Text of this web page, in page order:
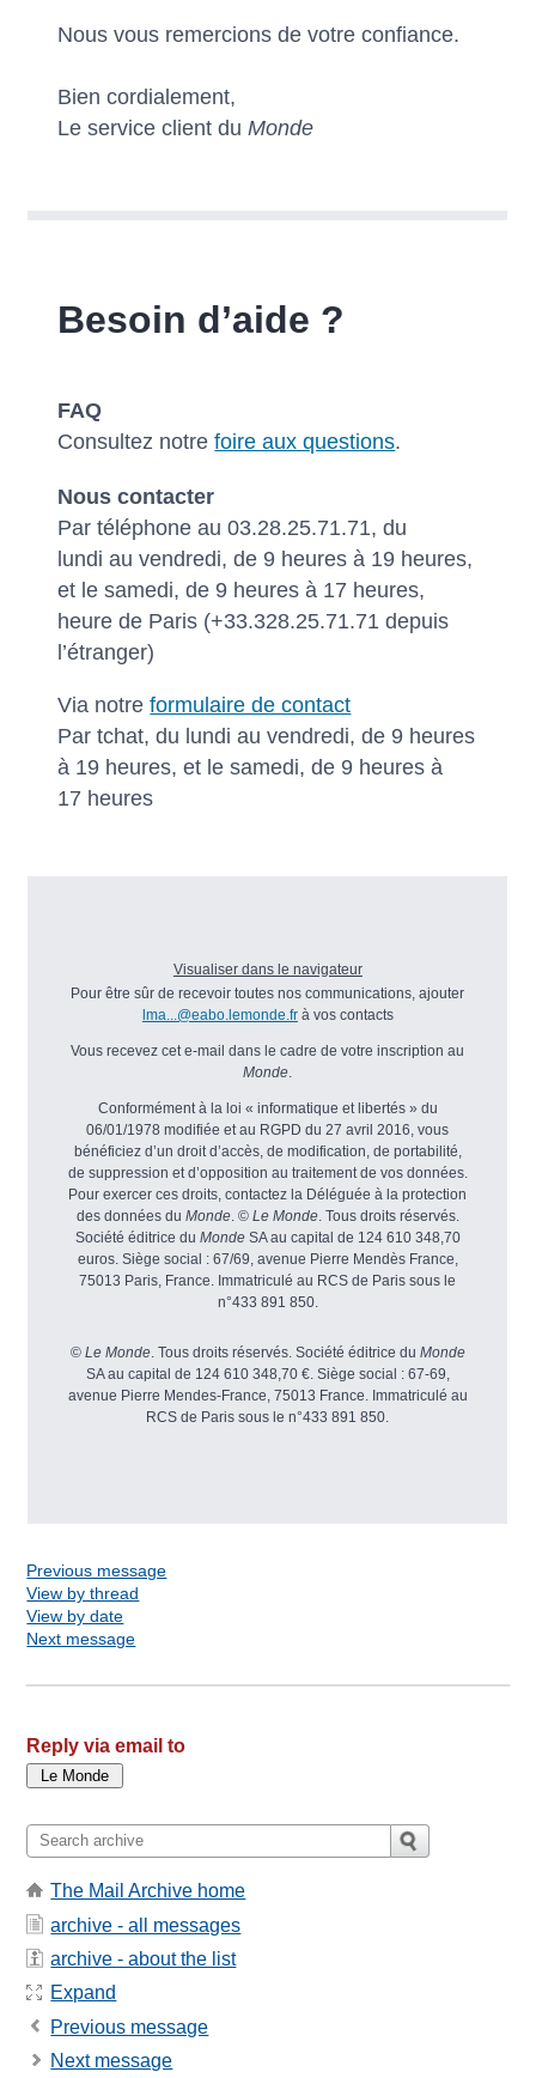
Nous vous remercions de votre confiance.
Bien cordialement,
Le service client duMonde
Besoin d’aide ?
FAQ
Consultez notrefoire aux questions.
Nous contacter
Par téléphone au 03.28.25.71.71, du
lundi au vendredi, de 9 heures à 19 heures,
et le samedi, de 9 heures à 17 heures,
heure de Paris (+33.328.25.71.71 depuis
l’étranger)
Via notreformulaire de contact
Par tchat, du lundi au vendredi, de 9 heures
à 19 heures, et le samedi, de 9 heures à
17 heures
Visualiser dans le navigateur
Pour être sûr de recevoir toutes nos communications, ajouter
lma...@eabo.lemonde.frà vos contacts
Vous recevez cet e-mail dans le cadre de votre inscription au
Monde.
Conformément à la loi « informatique et libertés » du
06/01/1978 modifiée et au RGPD du 27 avril 2016, vous
bénéficiez d’un droit d’accès, de modification, de portabilité,
de suppression et d’opposition au traitement de vos données.
Pour exercer ces droits, contactez la Déléguée à la protection
des données du Monde. © Le Monde. Tous droits réservés.
Société éditrice du MondeSA au capital de 124 610 348,70
euros. Siège social : 67/69, avenue Pierre Mendès France,
75013 Paris, France. Immatriculé au RCS de Paris sous le
n°433 891 850.
© Le Monde. Tous droits réservés. Société éditrice du Monde
SA au capital de 124 610 348,70 €. Siège social : 67-69,
avenue Pierre Mendes-France, 75013 France. Immatriculé au
RCS de Paris sous le n°433 891 850.
Previous message
View by thread
View by date
Next message
Reply via email to
The Mail Archive home
archive - all messages
archive - about the list
Expand
Previous message
Next message